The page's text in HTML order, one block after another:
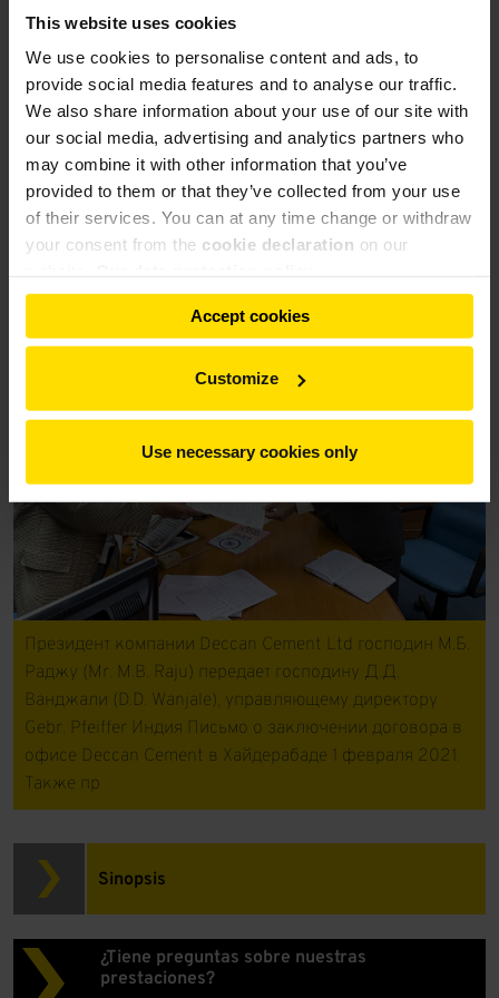
This website uses cookies
We use cookies to personalise content and ads, to
provide social media features and to analyse our traffic.
We also share information about your use of our site with
our social media, advertising and analytics partners who
may combine it with other information that you’ve
provided to them or that they’ve collected from your use
of their services. You can at any time change or withdraw
your consent from the cookie declaration on our
Accept cookies
Customize
Use necessary cookies only
Por su diseño, los molinos de carbón de Gebr. Pfeiffer no
requieren ningún accionamiento de régimen variable para el
molino, por lo que reducen los costes de inversión al no ser
necesario un convertidor de frecuencia para el cambio de
carbón a coque de petróleo.
La puesta en servicio de la molienda de carbón está prevista
para antes de la temporada de lluvias de 2022.
Президент компании Deccan Cement Ltd господин M.Б.
Раджу (Mr. M.B. Raju) передает господину Д.Д.
Ванджали (D.D. Wanjale), управляющему директору
Gebr. Pfeiffer Индия Письмо о заключении договора в
офисе Deccan Cement в Хайдерабаде 1 февраля 2021.
Также пр
Sinopsis
¿Tiene preguntas sobre nuestras
prestaciones?